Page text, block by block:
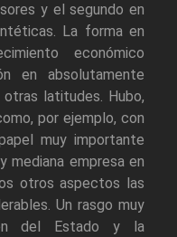
y el segundo en
La forma en
económico
en absolutamente
latitudes. Hubo,
por ejemplo, con
muy importante
mediana empresa en
otros aspectos las
Un rasgo muy
del Estado y la